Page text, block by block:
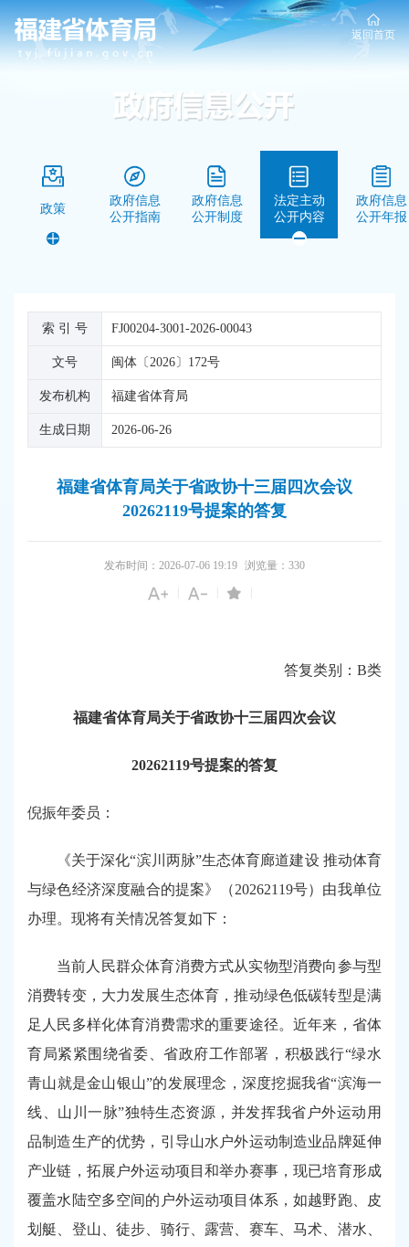
返回首页
政策
政府信息
公开指南
政府信息
公开制度
法定主动
公开内容
政府信息
公开年报
索 引 号 FJ00204-3001-2026-00043
文号 闽体〔2026〕172号
发布机构 福建省体育局
生成日期 2026-06-26
福建省体育局关于省政协十三届四次会议
20262119号提案的答复
发布时间：2026-07-06 19:19 浏览量： 330
答复类别：B类
福建省体育局关于省政协十三届四次会议
20262119号提案的答复
倪振年委员：
《关于深化“滨川两脉”生态体育廊道建设 推动体育
与绿色经济深度融合的提案》（20262119号）由我单位
办理。现将有关情况答复如下：
当前人民群众体育消费方式从实物型消费向参与型
消费转变，大力发展生态体育，推动绿色低碳转型是满
足人民多样化体育消费需求的重要途径。近年来，省体
育局紧紧围绕省委、省政府工作部署，积极践行“绿水
青山就是金山银山”的发展理念，深度挖掘我省“滨海一
线、山川一脉”独特生态资源，并发挥我省户外运动用
品制造生产的优势，引导山水户外运动制造业品牌延伸
产业链，拓展户外运动项目和举办赛事，现已培育形成
覆盖水陆空多空间的户外运动项目体系，如越野跑、皮
划艇、登山、徒步、骑行、露营、赛车、马术、潜水、